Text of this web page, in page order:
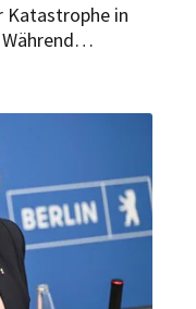
Katastrophe in
–